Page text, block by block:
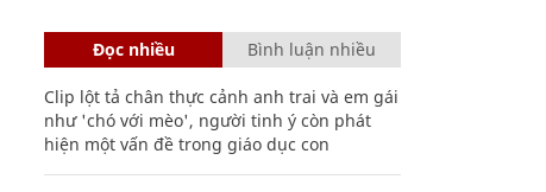
Đọc nhiều Bình luận nhiều
Clip lột tả chân thực cảnh anh trai và em gái
như 'chó với mèo', người tinh ý còn phát
hiện một vấn đề trong giáo dục con